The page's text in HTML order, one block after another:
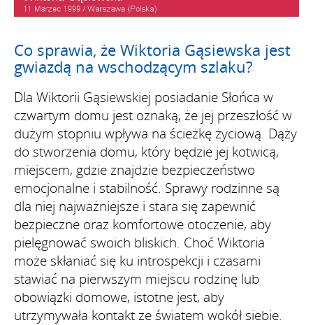
Co sprawia, że Wiktoria Gąsiewska jest
gwiazdą na wschodzącym szlaku?
Dla Wiktorii Gąsiewskiej posiadanie Słońca w
czwartym domu jest oznaką, że jej przeszłość w
dużym stopniu wpływa na ścieżkę życiową. Dąży
do stworzenia domu, który będzie jej kotwicą,
miejscem, gdzie znajdzie bezpieczeństwo
emocjonalne i stabilność. Sprawy rodzinne są
dla niej najważniejsze i stara się zapewnić
bezpieczne oraz komfortowe otoczenie, aby
pielęgnować swoich bliskich. Choć Wiktoria
może skłaniać się ku introspekcji i czasami
stawiać na pierwszym miejscu rodzinę lub
obowiązki domowe, istotne jest, aby
utrzymywała kontakt ze światem wokół siebie.